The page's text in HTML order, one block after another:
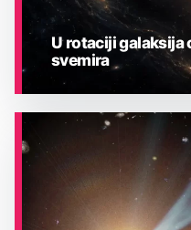
U rotaciji
svemira